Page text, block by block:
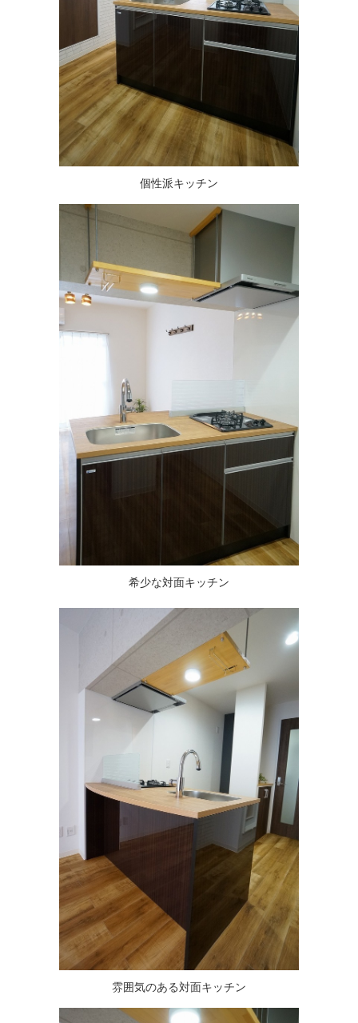
個性派キッチン
希少な対面キッチン
雰囲気のある対面キッチン